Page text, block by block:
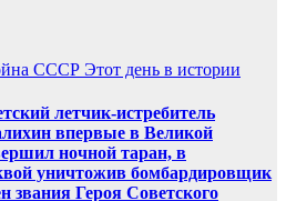
СССР Этот день в истории
летчик-истребитель
впервые в Великой
ночной таран, в
уничтожив бомбардировщик
звания Героя Советского